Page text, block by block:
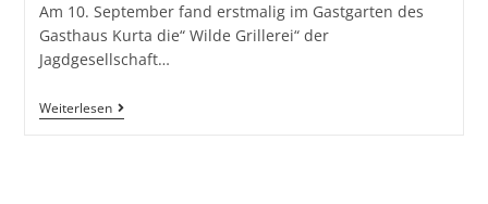
Am 10. September fand erstmalig im Gastgarten des
Gasthaus Kurta die“ Wilde Grillerei“ der
Jagdgesellschaft…
Weiterlesen